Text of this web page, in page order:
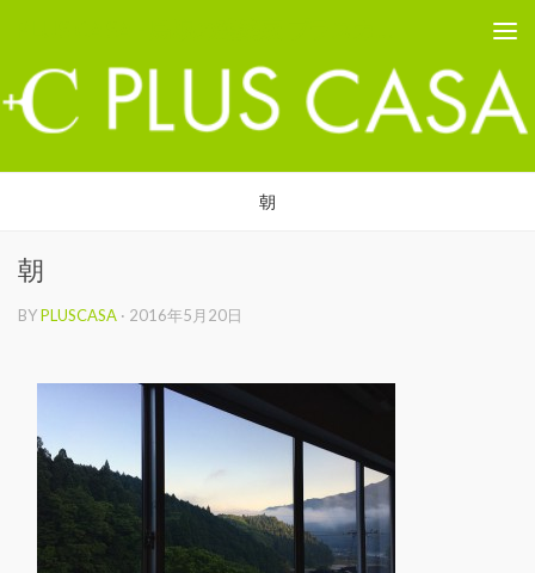
朝
朝
BYPLUSCASA · 2016年5月20日